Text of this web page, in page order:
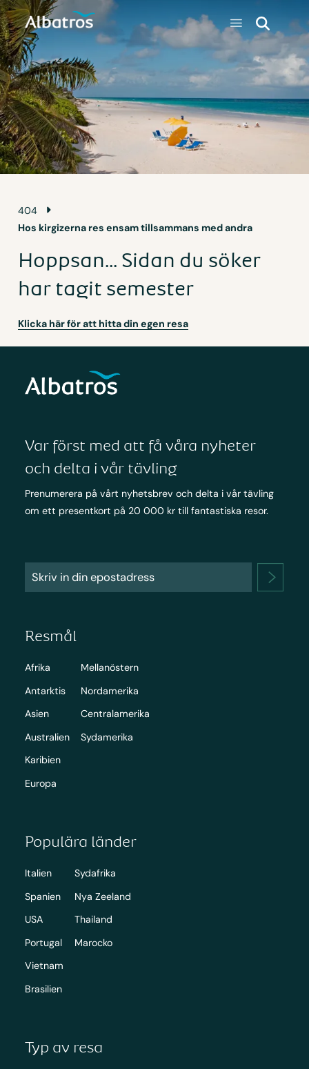
404
Hos kirgizerna res ensam tillsammans med andra
Hoppsan... Sidan du söker
har tagit semester
Klicka här för att hitta din egen resa
Var först med att få våra nyheter
och delta i vår tävling
Prenumerera på vårt nyhetsbrev och delta i vår tävling
om ett presentkort på 20 000 kr till fantastiska resor.
Resmål
Afrika
Antarktis
Asien
Australien
Karibien
Europa
Mellanöstern
Nordamerika
Centralamerika
Sydamerika
Populära länder
Italien
Spanien
USA
Portugal
Vietnam
Brasilien
Sydafrika
Nya Zeeland
Thailand
Marocko
Typ av resa